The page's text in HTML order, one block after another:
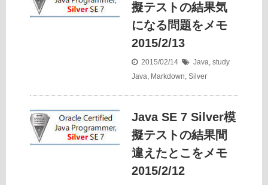
擬テストの結果気
になる問題をメモ
2015/2/13
2015/02/14 Java, study
Java, Markdown, Silver
Java SE 7 Silver模
擬テストの結果間
違えたとこをメモ
2015/2/12